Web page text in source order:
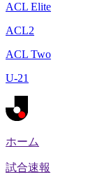
ACL Elite
ACL2
ACL Two
U-21
ホーム
試合速報